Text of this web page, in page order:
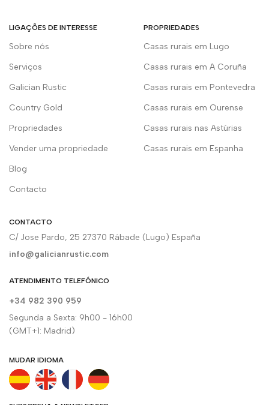
LIGAÇÕES DE INTERESSE
Sobre nós
Serviços
Galician Rustic
Country Gold
Propriedades
Vender uma propriedade
Blog
Contacto
PROPRIEDADES
Casas rurais em Lugo
Casas rurais em A Coruña
Casas rurais em Pontevedra
Casas rurais em Ourense
Casas rurais nas Astúrias
Casas rurais em Espanha
CONTACTO
C/ Jose Pardo, 25 27370 Rábade (Lugo) España
info@galicianrustic.com
ATENDIMENTO TELEFÓNICO
+34 982 390 959
Segunda a Sexta: 9h00 - 16h00
(GMT+1: Madrid)
MUDAR IDIOMA